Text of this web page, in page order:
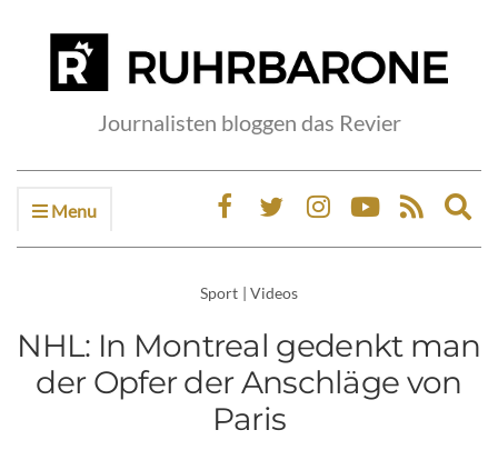
Journalisten bloggen das Revier
Menu
Sport | Videos
NHL: In Montreal gedenkt man
der Opfer der Anschläge von
Paris